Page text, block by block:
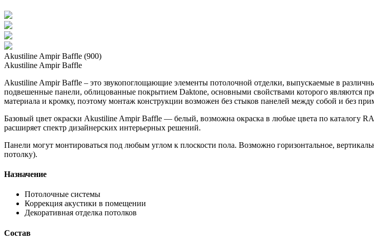
Akustiline Ampir Baffle (900)
Akustiline Ampir Baffle
Akustiline Ampir Baffle – это звукопоглощающие элементы потолочной отделки, выпускаемые в
подвешенные панели, облицованные покрытием Daktone, основными свойствами которого являются
материала и кромку, поэтому монтаж конструкции возможен без стыков панелей между собой и без
Базовый цвет окраски Akustiline Ampir Baffle — белый, возможна окраска в любые цвета по каталогу
расширяет спектр дизайнерских интерьерных решений.
Панели могут монтироваться под любым углом к плоскости пола. Возможно горизонтальное,
потолку).
Назначение
Потолочные системы
Коррекция акустики в помещении
Декоративная отделка потолков
Состав